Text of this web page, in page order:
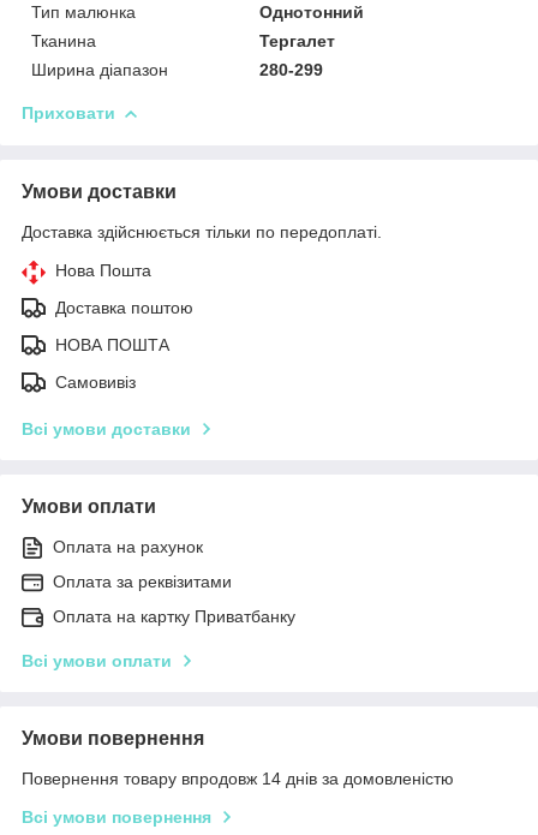
Тип малюнка
Однотонний
Тканина
Тергалет
Ширина діапазон
280-299
Приховати
Умови доставки
Доставка здійснюється тільки по передоплаті.
Нова Пошта
Доставка поштою
НОВА ПОШТА
Самовивіз
Всі умови доставки
Умови оплати
Оплата на рахунок
Оплата за реквізитами
Оплата на картку Приватбанку
Всі умови оплати
Умови повернення
Повернення товару впродовж 14 днів за домовленістю
Всі умови повернення